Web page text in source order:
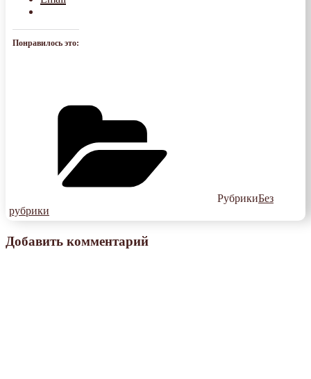
Понравилось это:
РубрикиБез
рубрики
Добавить комментарий